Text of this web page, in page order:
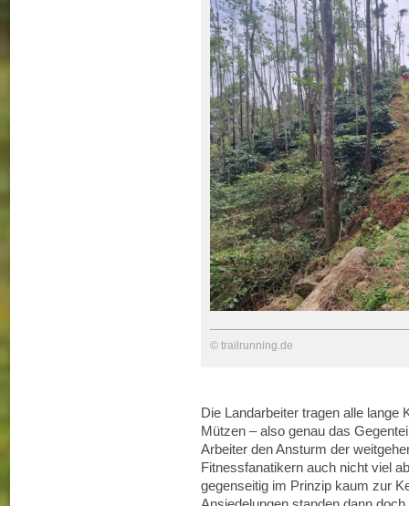
© trailrunning.de
Die Landarbeiter tragen alle lange
Mützen – also genau das
Arbeiter den Ansturm der
Fitnessfanatikern auch nicht viel
gegenseitig im Prinzip kaum zur